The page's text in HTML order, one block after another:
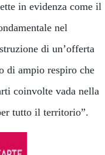
in evidenza come il
nel
di un’offerta
di ampio respiro che
coinvolte vada nella
tutto il territorio”.